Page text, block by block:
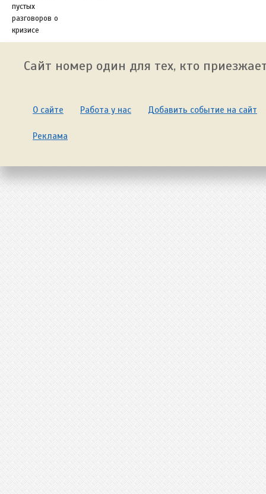
пустых
разговоров о
кризисе
Сайт номер один для тех, кто
О сайте Работа у нас Добавить событие на сайт
Реклама